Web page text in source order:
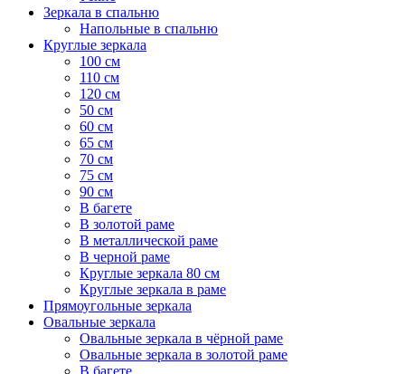
Зеркала в спальню
Напольные в спальню
Круглые зеркала
100 см
110 см
120 см
50 см
60 см
65 см
70 см
75 см
90 см
В багете
В золотой раме
В металлической раме
В черной раме
Круглые зеркала 80 см
Круглые зеркала в раме
Прямоугольные зеркала
Овальные зеркала
Овальные зеркала в чёрной раме
Овальные зеркала в золотой раме
В багете